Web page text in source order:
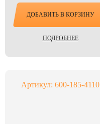
ДОБАВИТЬ В КОРЗИНУ
ПОДРОБНЕЕ
Артикул: 600-185-4110